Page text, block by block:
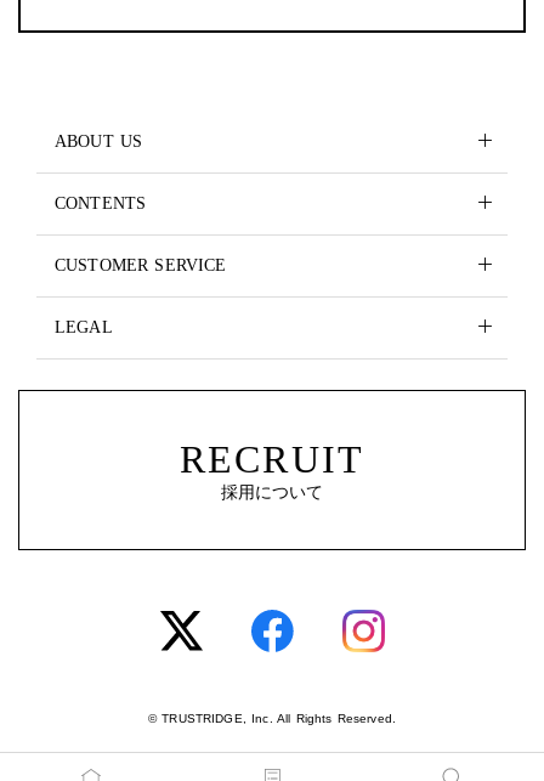
ABOUT US
CONTENTS
CUSTOMER SERVICE
LEGAL
RECRUIT
採用について
© TRUSTRIDGE, Inc. All Rights Reserved.